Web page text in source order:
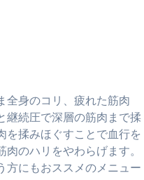
全身のコリ、疲れた筋肉
継続圧で深層の筋肉まで揉
を揉みほぐすことで血行を
のハリをやわらげます。
方にもおススメのメニュー